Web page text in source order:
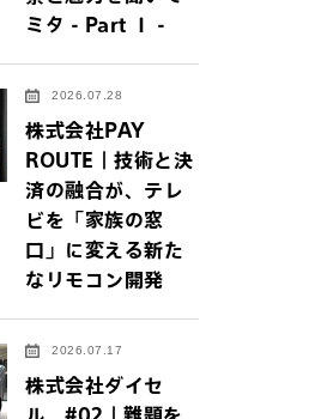
ミタ - Part Ⅰ -
2026.07.28
株式会社PAY
ROUTE｜技術と決
済の融合が、テレ
ビを「家族の窓
口」に変える新た
なリモコン開発
2026.07.17
株式会社ダイセ